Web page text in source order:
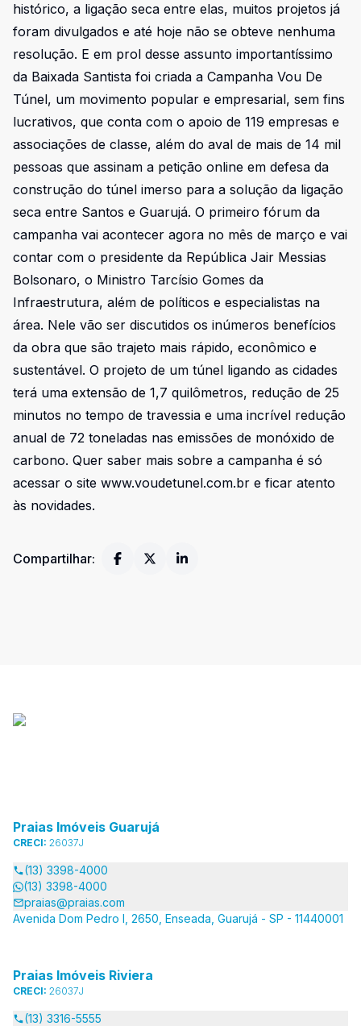
histórico, a ligação seca entre elas, muitos projetos já
foram divulgados e até hoje não se obteve nenhuma
resolução. E em prol desse assunto importantíssimo
da Baixada Santista foi criada a Campanha Vou De
Túnel, um movimento popular e empresarial, sem fins
lucrativos, que conta com o apoio de 119 empresas e
associações de classe, além do aval de mais de 14 mil
pessoas que assinam a petição online em defesa da
construção do túnel imerso para a solução da ligação
seca entre Santos e Guarujá. O primeiro fórum da
campanha vai acontecer agora no mês de março e vai
contar com o presidente da República Jair Messias
Bolsonaro, o Ministro Tarcísio Gomes da
Infraestrutura, além de políticos e especialistas na
área. Nele vão ser discutidos os inúmeros benefícios
da obra que são trajeto mais rápido, econômico e
sustentável. O projeto de um túnel ligando as cidades
terá uma extensão de 1,7 quilômetros, redução de 25
minutos no tempo de travessia e uma incrível redução
anual de 72 toneladas nas emissões de monóxido de
carbono. Quer saber mais sobre a campanha é só
acessar o site www.voudetunel.com.br e ficar atento
às novidades.
Compartilhar:
Praias Imóveis Guarujá
CRECI: 26037J
(13) 3398-4000
(13) 3398-4000
praias@praias.com
Avenida Dom Pedro I, 2650, Enseada, Guarujá - SP - 11440001
Praias Imóveis Riviera
CRECI: 26037J
(13) 3316-5555